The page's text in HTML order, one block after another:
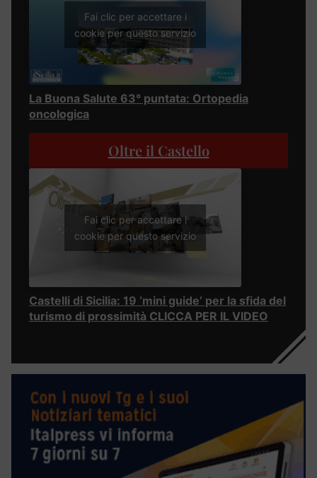
Fai clic per accettare i
cookie per questo servizio
La Buona Salute 63° puntata: Ortopedia
oncologica
Oltre il Castello
Fai clic per accettare i
cookie per questo servizio
Castelli di Sicilia: 19 ‘mini guide’ per la sfida del
turismo di prossimità CLICCA PER IL VIDEO